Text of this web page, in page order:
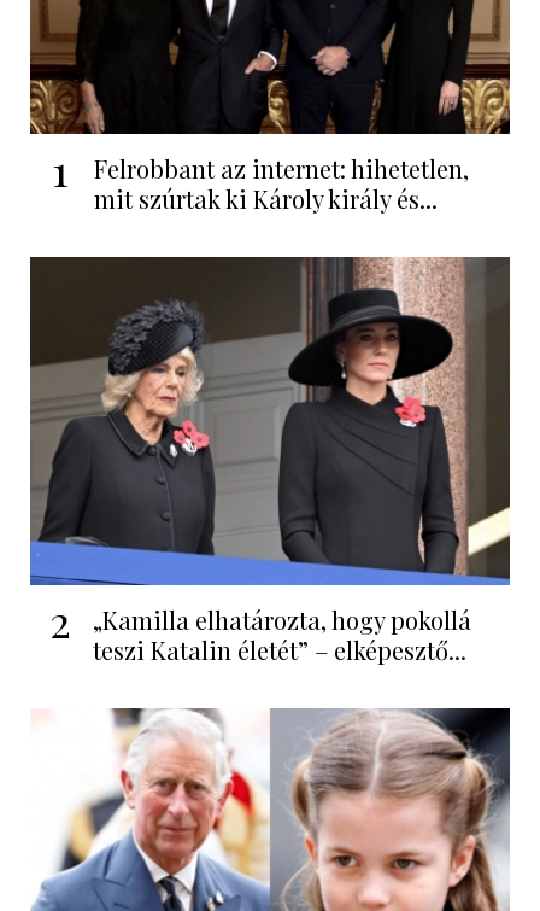
1
Felrobbant az internet: hihetetlen,
mit szúrtak ki Károly király és...
2
„Kamilla elhatározta, hogy pokollá
teszi Katalin életét” – elképesztő...